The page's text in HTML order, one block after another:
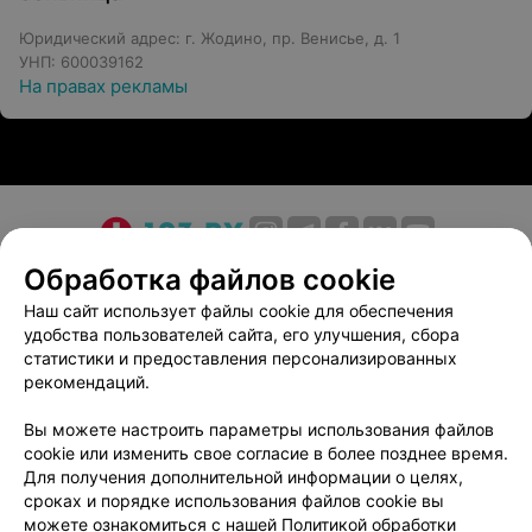
предупреждать болезни, улучшать качество и
продолжительность жизни, формировать полезные
привычки и правильный образ жизни.
пациентов стали реальностью, доктора используют
свое мастерство и опыт, а также новейшие подходы и
поддерживают каждого обратившегося, укрепляют его
стремление к здоровью и всегда добавляют секретное
средство — доброту сердца.
Преимущества ЦГБ:
квалифицированные врачи и другие специалисты;
современно оборудование;
комфортные условия помощи пациентов;
Юридический адрес: г. Жодино, пр. Венисье, д. 1
УНП: 600039162
На правах рекламы
О проекте Новости проекта
Размещение рекламы
Медицинский маркетинг
Публичный договор
Пользовательское соглашение
Способы оплаты
Вакансии
Партнеры
Написать в поддержку
Персональные настройки cookie
Обработка персональных данных
Обработка файлов cookie
Наш сайт использует файлы cookie для обеспечения
удобства пользователей сайта, его улучшения, сбора
статистики и предоставления персонализированных
рекомендаций.
Вы можете настроить параметры использования файлов
cookie или изменить свое согласие в более позднее время.
Для получения дополнительной информации о целях,
сроках и порядке использования файлов cookie вы
можете ознакомиться с нашей Политикой обработки